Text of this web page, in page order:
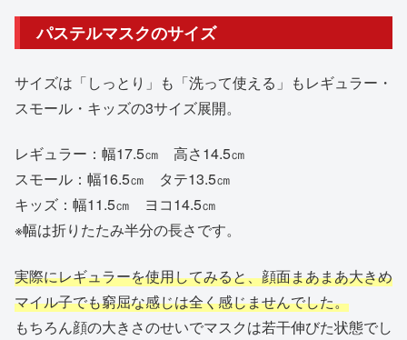
パステルマスクのサイズ
サイズは「しっとり」も「洗って使える」もレギュラー・
スモール・キッズの3サイズ展開。
レギュラー：幅17.5㎝ 高さ14.5㎝
スモール：幅16.5㎝ タテ13.5㎝
キッズ：幅11.5㎝ ヨコ14.5㎝
※幅は折りたたみ半分の長さです。
実際にレギュラーを使用してみると、顔面まあまあ大きめ
マイル子でも窮屈な感じは全く感じませんでした。
もちろん顔の大きさのせいでマスクは若干伸びた状態でし